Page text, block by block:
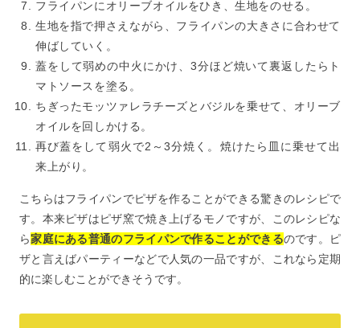
フライパンにオリーブオイルをひき、生地をのせる。
生地を指で押さえながら、フライパンの大きさに合わせて
伸ばしていく。
蓋をして弱めの中火にかけ、3分ほど焼いて裏返したらト
マトソースを塗る。
ちぎったモッツァレラチーズとバジルを乗せて、オリーブ
オイルを回しかける。
再び蓋をして弱火で2～3分焼く。焼けたら皿に乗せて出
来上がり。
こちらはフライパンでピザを作ることができる驚きのレシピで
す。本来ピザはピザ窯で焼き上げるモノですが、このレシピな
ら家庭にある普通のフライパンで作ることができるのです。ピ
ザと言えばパーティーなどで人気の一品ですが、これなら定期
的に楽しむことができそうです。